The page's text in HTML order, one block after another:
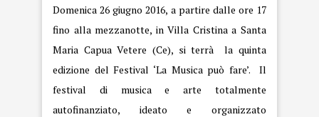
Domenica 26 giugno 2016, a partire dalle ore 17
fino alla mezzanotte, in Villa Cristina a Santa
Maria Capua Vetere (Ce), si terrà la quinta
edizione del Festival ‘La Musica può fare’. Il
festival di musica e arte totalmente
autofinanziato, ideato e organizzato